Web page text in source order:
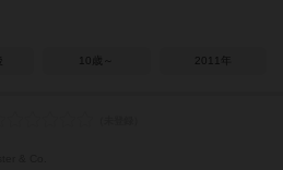
10歳～ 2011年